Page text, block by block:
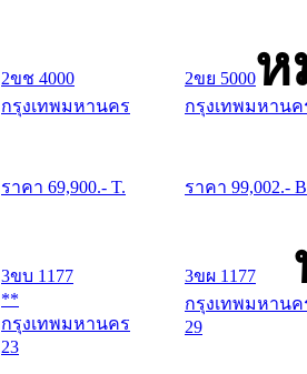
ห
2ขช 4000
กรุงเทพมหานคร
ราคา 69,900.- T.
2ขย 5000
กรุงเทพมหานค
ราคา 99,002.-
3ขบ 1177
**
กรุงเทพมหานคร
23
3ขผ 1177
กรุงเทพมหานค
29